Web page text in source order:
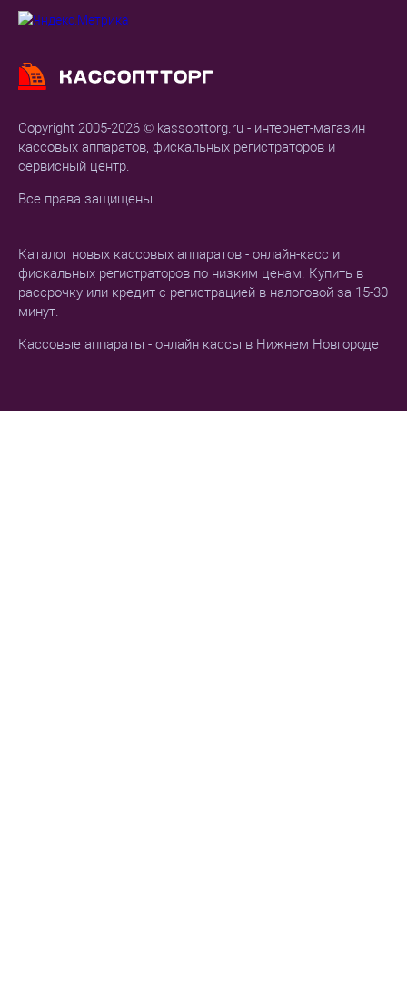
Copyright 2005-2026 © kassopttorg.ru - интернет-магазин
кассовых аппаратов, фискальных регистраторов и
сервисный центр.
Все права защищены.
Каталог новых кассовых аппаратов - онлайн-касс и
фискальных регистраторов по низким ценам. Купить в
рассрочку или кредит с регистрацией в налоговой за 15-30
минут.
Кассовые аппараты - онлайн кассы в Нижнем Новгороде